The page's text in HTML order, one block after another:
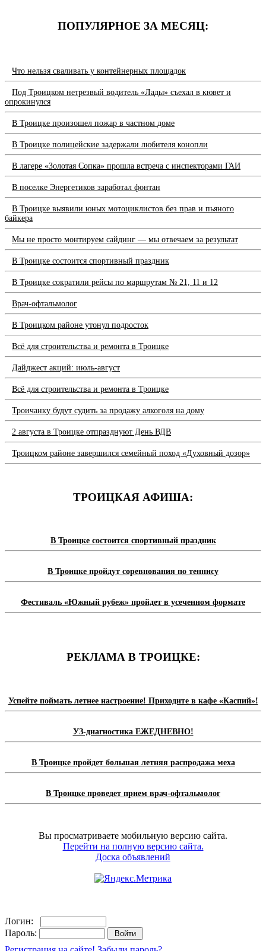
ПОПУЛЯРНОЕ ЗА МЕСЯЦ:
Что нельзя сваливать у контейнерных площадок
Под Троицком нетрезвый водитель «Лады» съехал в кювет и
опрокинулся
В Троицке произошел пожар в частном доме
В Троицке полицейские задержали любителя конопли
В лагере «Золотая Сопка» прошла встреча с инспекторами ГАИ
В поселке Энергетиков заработал фонтан
В Троицке выявили юных мотоциклистов без прав и пьяного
байкера
Мы не просто монтируем сайдинг — мы отвечаем за результат
В Троицке состоится спортивный праздник
В Троицке сократили рейсы по маршрутам № 21, 11 и 12
Врач-офтальмолог
В Троицком районе утонул подросток
Всё для строительства и ремонта в Троицке
Дайджест акций: июль-август
Всё для строительства и ремонта в Троицке
Троичанку будут судить за продажу алкоголя на дому
2 августа в Троицке отпразднуют День ВДВ
Троицком районе завершился семейный поход «Духовный дозор»
ТРОИЦКАЯ АФИША:
В Троицке состоится спортивный праздник
В Троицке пройдут соревнования по теннису
Фестиваль «Южный рубеж» пройдет в усеченном формате
РЕКЛАМА В ТРОИЦКЕ:
Успейте поймать летнее настроение! Приходите в кафе «Каспий»!
УЗ-диагностика ЕЖЕДНЕВНО!
В Троицке пройдет большая летняя распродажа меха
В Троицке проведет прием врач-офтальмолог
Вы просматриваете мобильную версию сайта.
Перейти на полную версию сайта.
Доска объявлений
Логин:
Пароль: